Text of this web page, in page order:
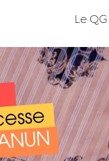
Le QG